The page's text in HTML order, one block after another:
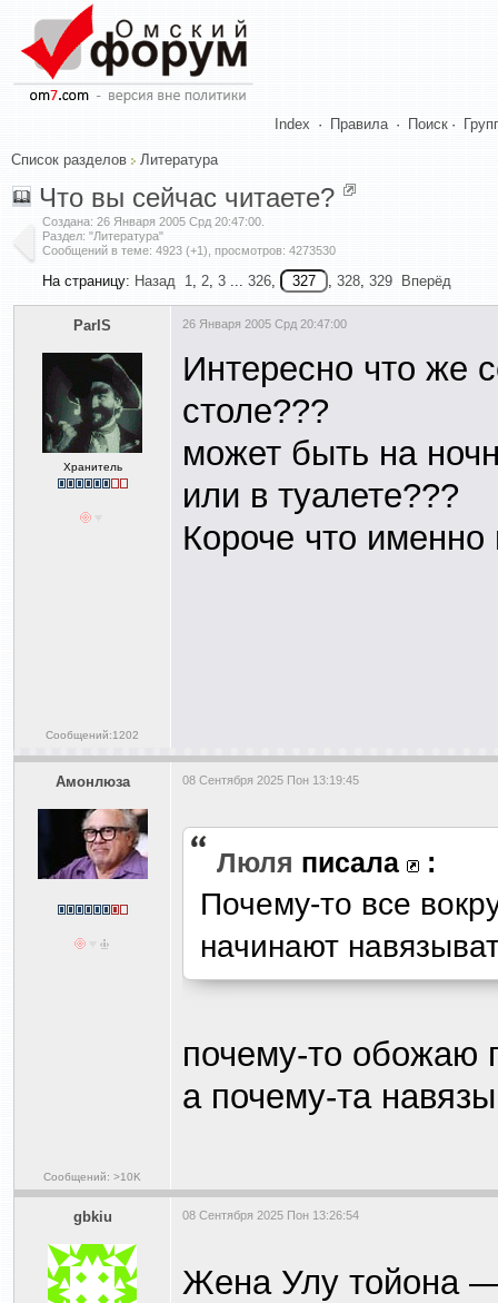
Index · Правила · Поиск ·
Список разделов Литература
Что вы сейчас читаете?
Создана: 26 Января 2005 Срд 20:47:00
Раздел: "Литература"
Сообщений в теме: 4923 (+1), просмотров: 4273530
На страницу: Назад 1, 2, 3 ... 326, , 328, 329 Вперёд
ParIS
Хранитель
Сообщений:1202
26 Января 2005 Срд 20:47:00
Интересно что же
столе???
может быть на
или в туалете???
Короче что именно
Амонлюза
Сообщений: >10K
08 Сентября 2025 Пон 13:19:45
Люля писала :
Почему-то все
начинают
почему-то обожаю
а почему-та
gbkiu 08 Сентября 2025 Пон 13:26:54
Жена Улу тойона